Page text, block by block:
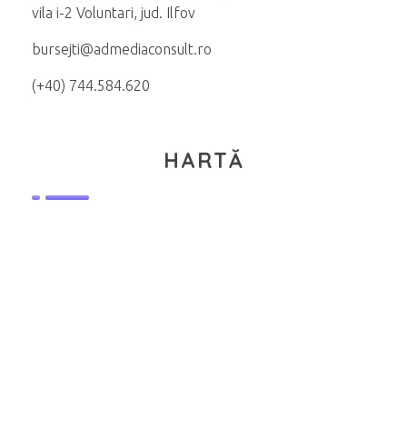
vila i-2 Voluntari, jud. Ilfov
bursejti@admediaconsult.ro
(+40) 744.584.620
HARTĂ